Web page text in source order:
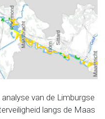
van de Limburgse
langs de Maas